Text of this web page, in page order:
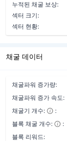
누적된 채굴 보상:
섹터 크기:
섹터 현황:
채굴 데이터
채굴파워 증가량:
채굴파워 증가 속도:
채굴기 개수:
:
블록 채굴 개수:
:
블록 리워드: